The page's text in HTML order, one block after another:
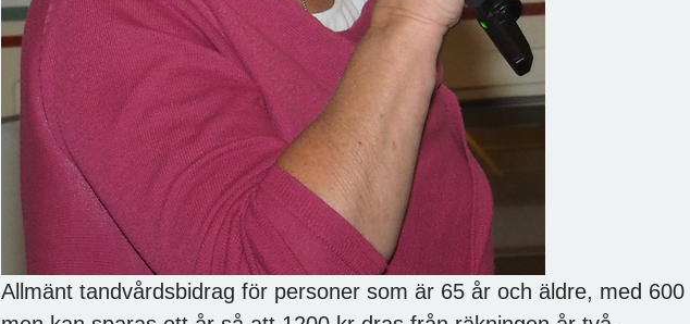
Allmänt tandvårdsbidrag för personer som är 65 år och äldre, med 600